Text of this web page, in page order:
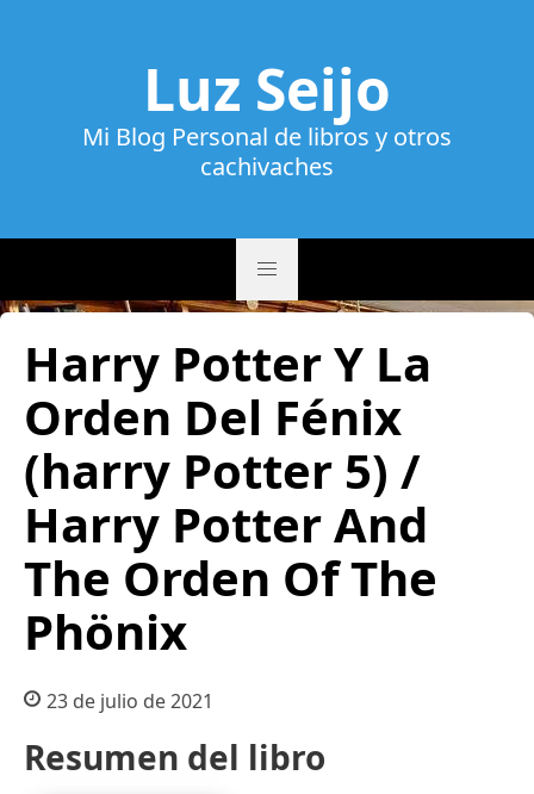
Luz Seijo
Mi Blog Personal de libros y otros
cachivaches
Harry Potter Y La
Orden Del Fénix
(harry Potter 5) /
Harry Potter And
The Orden Of The
Phönix
23 de julio de 2021
Resumen del libro